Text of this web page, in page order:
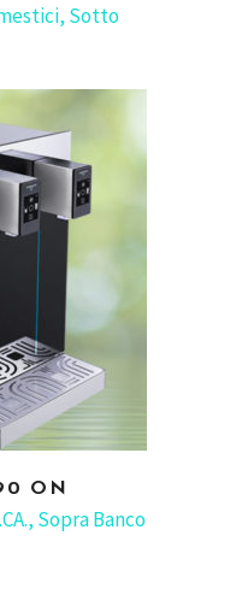
, Sotto
ON
, Sopra Banco